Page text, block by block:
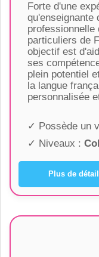
Forte d'une
qu'enseignante
professionnelle
particuliers de
objectif est
ses
plein potentiel
la langue
personnalisée
✓ Possède un
✓ Niveaux :
Plus de